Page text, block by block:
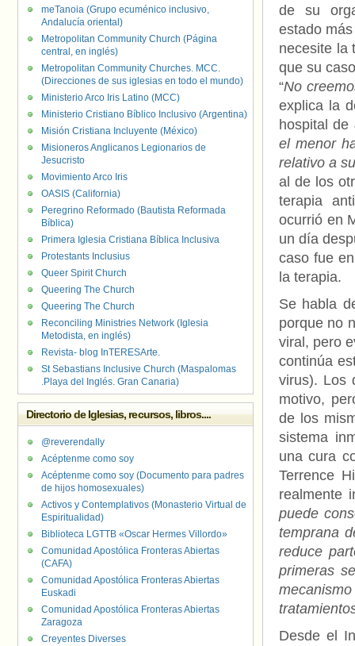
de su
estado
necesite la
que su
“No
explica la
hospital de
el menor
relativo a
al de los
terapia
ocurrió en
un día
caso fue
la terapia.
Se habla
porque no
viral, pero
continúa
virus). Los
motivo,
de los
sistema
una cura
Terrence
realmente
puede
temprana
reduce
primeras
Desde el
meTanoia (Grupo ecuménico inclusivo,
Andalucía oriental)
Metropolitan Community Church (Página
central, en inglés)
Metropolitan Community Churches. MCC.
(Direcciones de sus iglesias en todo el mundo)
Ministerio Arco Iris Latino (MCC)
Ministerio Cristiano Bíblico Inclusivo (Argentina)
Misión Cristiana Incluyente (México)
Misioneros Anglicanos Legionarios de
Jesucristo
Movimiento Arco Iris
OASIS (California)
Peregrino Reformado (Bautista Reformada
Bíblica)
Primera Iglesia Cristiana Bíblica Inclusiva
Protestants Inclusius
Queer Spirit Church
Queering The Church
Queering The Church
Reconciling Ministries Network (Iglesia
Metodista, en inglés)
Revista- blog InTERESArte.
St Sebastians Inclusive Church (Maspalomas
.Playa del Inglés. Gran Canaria)
Directorio de Iglesias, recursos, libros....
@reverendally
Acéptenme como soy
Acéptenme como soy (Documento para padres
de hijos homosexuales)
Activos y Contemplativos (Monasterio Virtual de
Espiritualidad)
Biblioteca LGTTB «Oscar Hermes Villordo»
Comunidad Apostólica Fronteras Abiertas
(CAFA)
Comunidad Apostólica Fronteras Abiertas
Euskadi
Comunidad Apostólica Fronteras Abiertas
Zaragoza
Creyentes Diverses